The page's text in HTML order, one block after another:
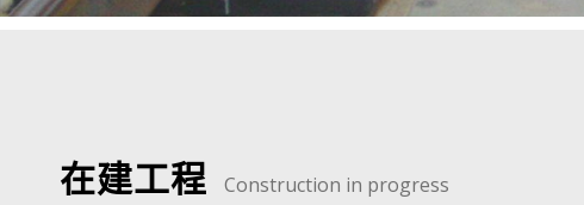
在建工程 Construction in progress